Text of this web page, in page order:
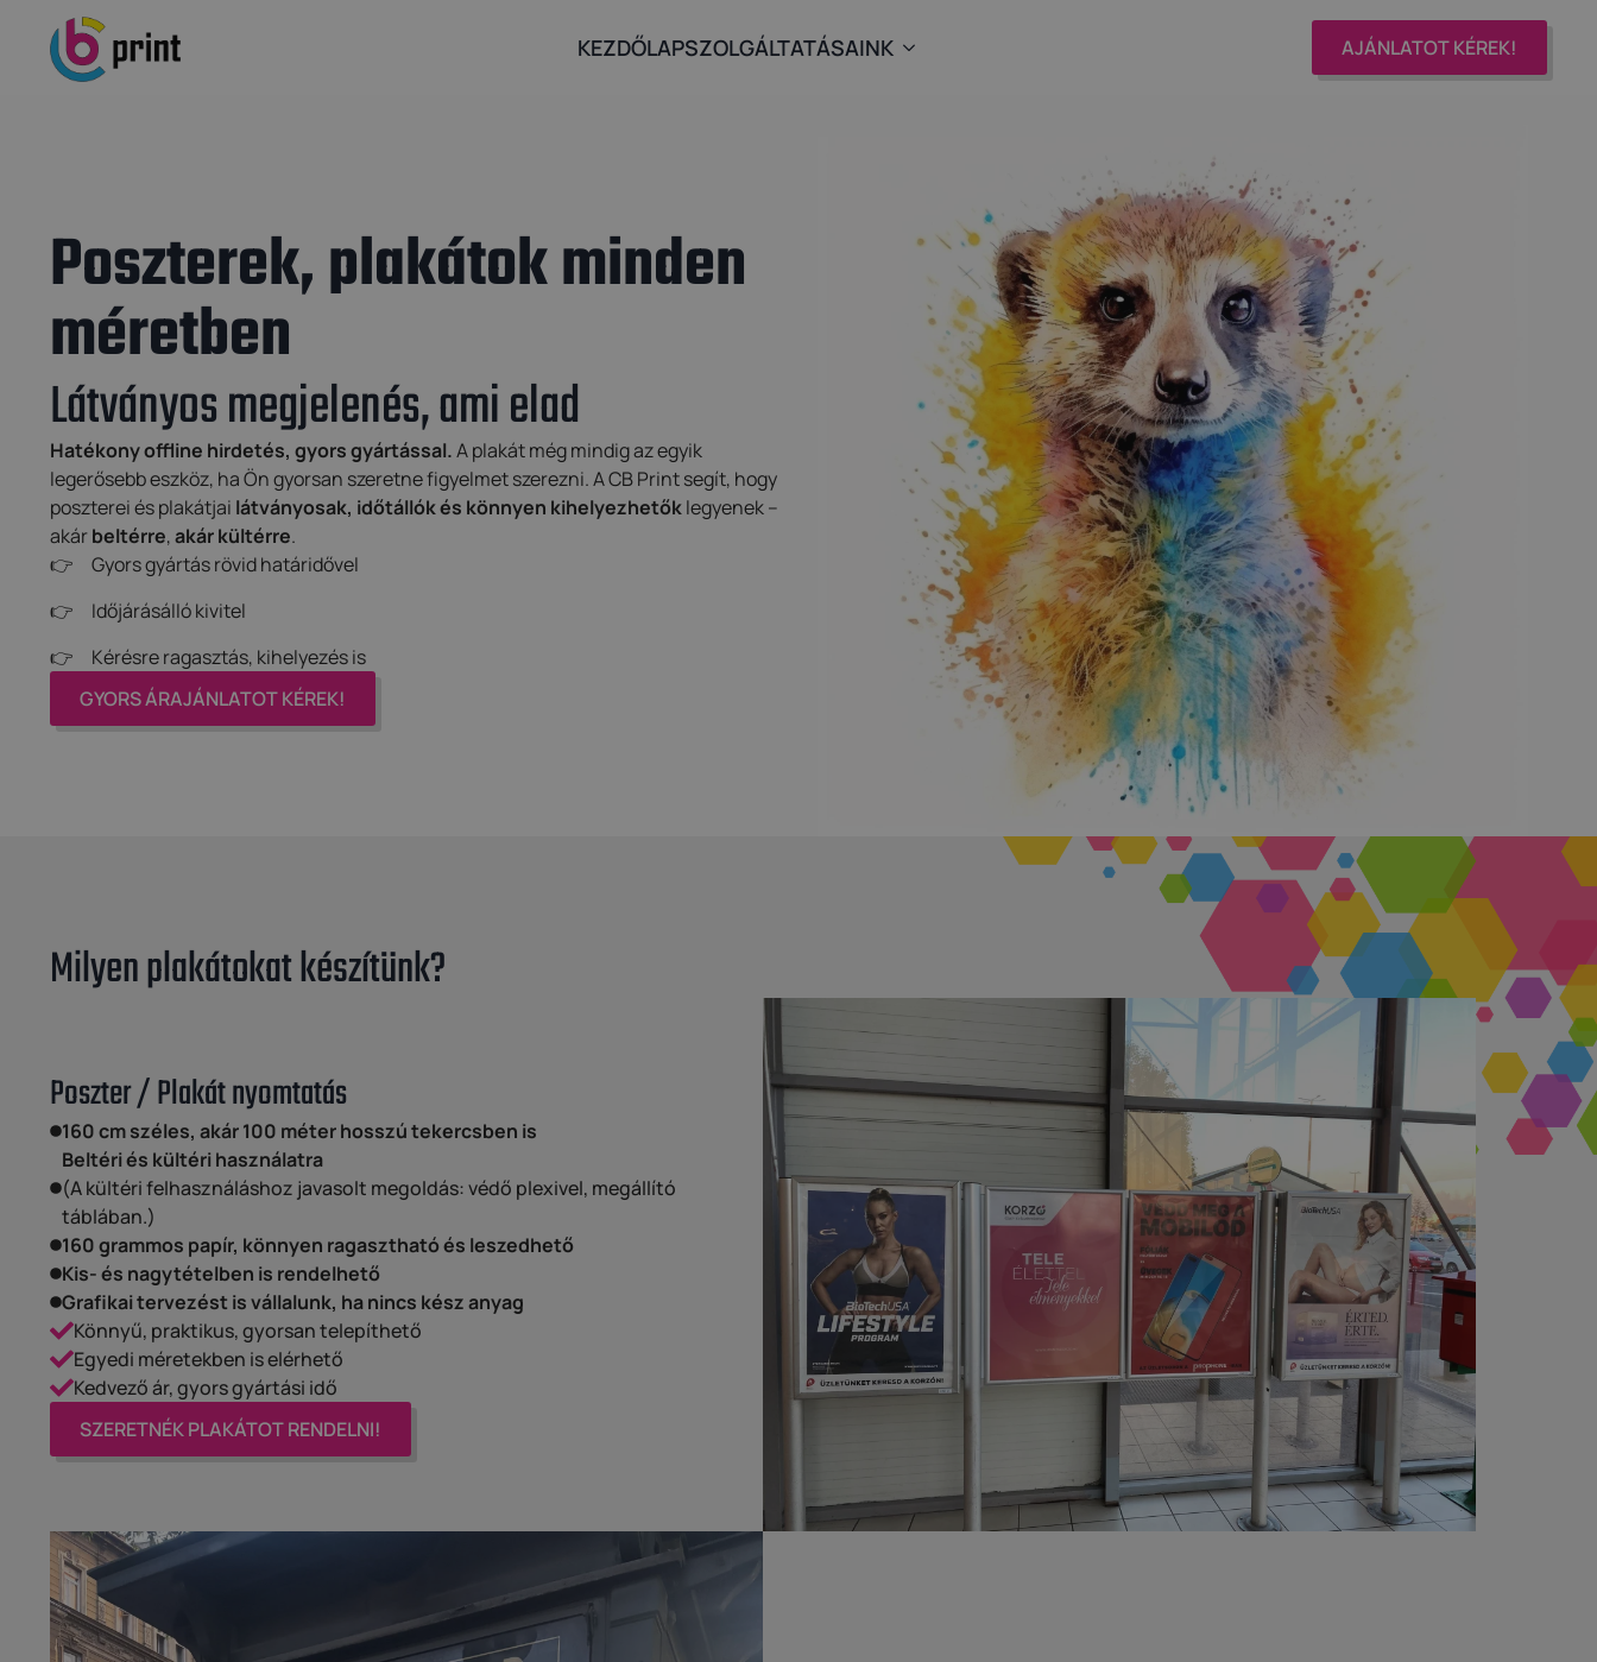
KEZDŐLAPSZOLGÁLTATÁSAINK AJÁNLATOT KÉREK!
Poszterek, plakátok minden
méretben
Látványos megjelenés, ami elad
Hatékony offline hirdetés, gyors gyártással.A plakát még mindig az egyik
legerősebb eszköz, ha Ön gyorsan szeretne figyelmet szerezni. A CB Print segít, hogy
poszterei és plakátjai látványosak, időtállók és könnyen kihelyezhetőklegyenek –
akárbeltérre,akár kültérre.
Gyors gyártás rövid határidővel
Időjárásálló kivitel
Kérésre ragasztás, kihelyezés is
GYORS ÁRAJÁNLATOT KÉREK!
Milyen plakátokat készítünk?
Poszter / Plakát nyomtatás
160 cm széles, akár 100 méter hosszú tekercsben is
Beltéri és kültéri használatra
(A kültéri felhasználáshoz javasolt megoldás: védő plexivel, megállító
táblában.)
160 grammos papír, könnyen ragasztható és leszedhető
Kis- és nagytételben is rendelhető
Grafikai tervezést is vállalunk, ha nincs kész anyag
Könnyű, praktikus, gyorsan telepíthető
Egyedi méretekben is elérhető
Kedvező ár, gyors gyártási idő
SZERETNÉK PLAKÁTOT RENDELNI!